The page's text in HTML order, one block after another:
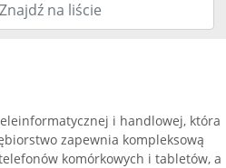
i handlowej, która
zapewnia kompleksową
komórkowych i tabletów, a